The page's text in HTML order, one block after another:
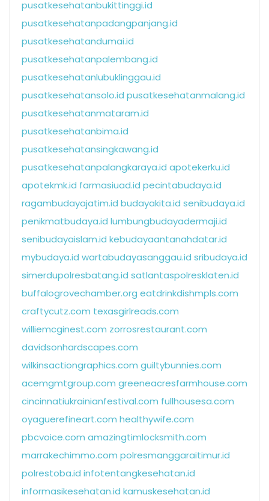
pusatkesehatanbukittinggi.id
pusatkesehatanpadangpanjang.id
pusatkesehatandumai.id
pusatkesehatanpalembang.id
pusatkesehatanlubuklinggau.id
pusatkesehatansolo.id pusatkesehatanmalang.id
pusatkesehatanmataram.id
pusatkesehatanbima.id
pusatkesehatansingkawang.id
pusatkesehatanpalangkaraya.id apotekerku.id
apotekmk.id farmasiuad.id pecintabudaya.id
ragambudayajatim.id budayakita.id senibudaya.id
penikmatbudaya.id lumbungbudayadermaji.id
senibudayaislam.id kebudayaantanahdatar.id
mybudaya.id wartabudayasanggau.id sribudaya.id
simerdupolresbatang.id satlantaspolresklaten.id
buffalogrovechamber.org eatdrinkdishmpls.com
craftycutz.com texasgirlreads.com
williemcginest.com zorrosrestaurant.com
davidsonhardscapes.com
wilkinsactiongraphics.com guiltybunnies.com
acemgmtgroup.com greeneacresfarmhouse.com
cincinnatiukrainianfestival.com fullhousesa.com
oyaguerefineart.com healthywife.com
pbcvoice.com amazingtimlocksmith.com
marrakechimmo.com polresmanggaraitimur.id
polrestoba.id infotentangkesehatan.id
informasikesehatan.id kamuskesehatan.id